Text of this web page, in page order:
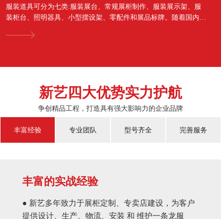
服装道具可分为七类:服装展台、常规展柜制作、服装展示架、服
装柜台、照明器具、小型摆设架、零配件和展品标牌。随着国内经
新艺四大优势实力护航
争创精品工程，打造具有强大影响力的企业品牌
丰富经验 专业团队 型号齐全 完善服务
丰富的实战经验
● 新艺多年致力于展柜定制、专卖店建设，为客户
提供设计、生产、物流、安装 和 维护一条龙服